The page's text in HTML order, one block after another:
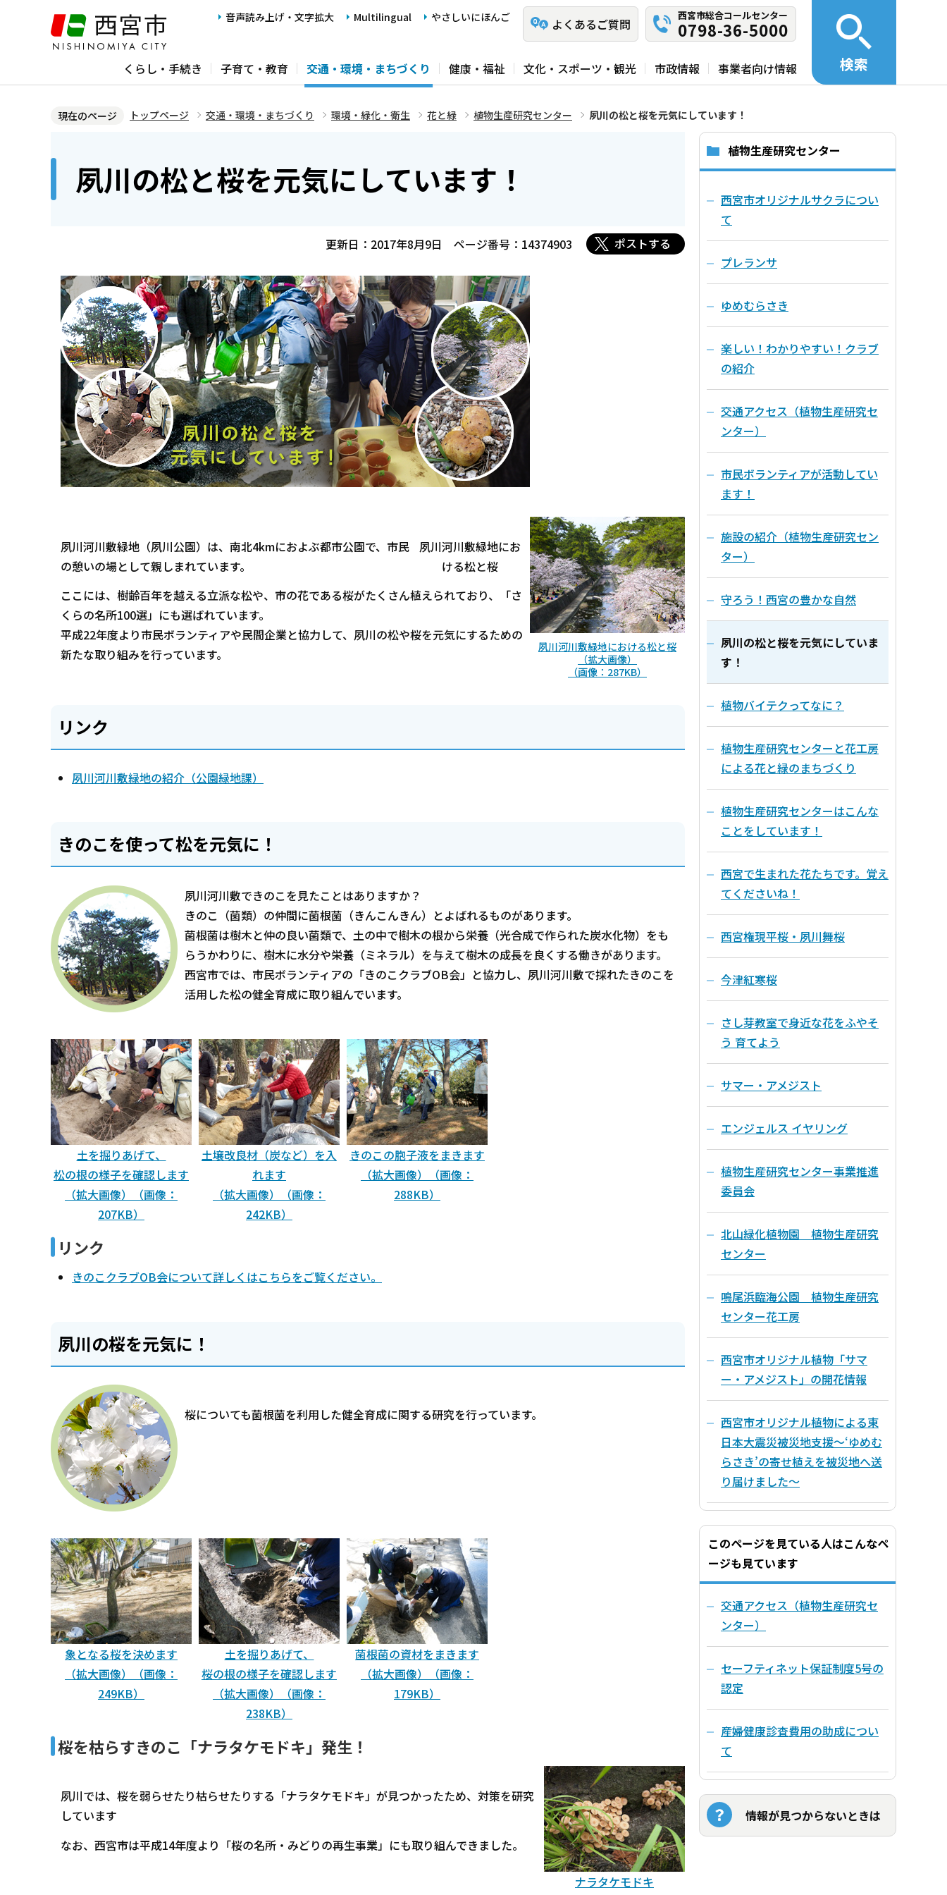
ジ
音声読み上げ・文字拡大 Multilingual やさしいにほんご よくあるご質問
西宮市総合コールセンター
0798-36-5000
くらし・手続き 子育て・教育 交通・環境・まちづくり 健康・福祉 文化・スポーツ・観光 市政情報 事業者向け情報 検索
現在のページ トップページ 交通・環境・まちづくり 環境・緑化・衛生 花と緑 植物生産研究センター 夙川の松と桜を元気にしています！
夙川の松と桜を元気にしています！
更新日：2017年8月9日 ページ番号：14374903 ポストする
夙川河川敷緑地における松と桜
（拡大画像）
（画像：287KB）
夙川河川敷緑地にお
ける松と桜
夙川河川敷緑地（夙川公園）は、南北4kmにおよぶ都市公園で、市民
の憩いの場として親しまれています。
ここには、樹齢百年を越える立派な松や、市の花である桜がたくさん植えられており、「さ
くらの名所100選」にも選ばれています。
平成22年度より市民ボランティアや民間企業と協力して、夙川の松や桜を元気にするための
新たな取り組みを行っています。
リンク
夙川河川敷緑地の紹介（公園緑地課）
きのこを使って松を元気に！
夙川河川敷できのこを見たことはありますか？
きのこ（菌類）の仲間に菌根菌（きんこんきん）とよばれるものがあります。
菌根菌は樹木と仲の良い菌類で、土の中で樹木の根から栄養（光合成で作られた炭水化物）をも
らうかわりに、樹木に水分や栄養（ミネラル）を与えて樹木の成長を良くする働きがあります。
西宮市では、市民ボランティアの「きのこクラブOB会」と協力し、夙川河川敷で採れたきのこを
活用した松の健全育成に取り組んでいます。
土を掘りあげて、
松の根の様子を確認します
（拡大画像）（画像：
207KB）
土壌改良材（炭など）を入
れます
（拡大画像）（画像：
242KB）
きのこの胞子液をまきます
（拡大画像）（画像：
288KB）
リンク
きのこクラブOB会について詳しくはこちらをご覧ください。
夙川の桜を元気に！
桜についても菌根菌を利用した健全育成に関する研究を行っています。
象となる桜を決めます
（拡大画像）（画像：
249KB）
土を掘りあげて、
桜の根の様子を確認します
（拡大画像）（画像：
238KB）
菌根菌の資材をまきます
（拡大画像）（画像：
179KB）
桜を枯らすきのこ「ナラタケモドキ」発生！
ナラタケモドキ
夙川では、桜を弱らせたり枯らせたりする「ナラタケモドキ」が見つかったため、対策を研究
しています
なお、西宮市は平成14年度より「桜の名所・みどりの再生事業」にも取り組んできました。
植物生産研究センター
西宮市オリジナルサクラについ
て
プレランサ
ゆめむらさき
楽しい！わかりやすい！クラブ
の紹介
交通アクセス（植物生産研究セ
ンター）
市民ボランティアが活動してい
ます！
施設の紹介（植物生産研究セン
ター）
守ろう！西宮の豊かな自然
夙川の松と桜を元気にしていま
す！
植物バイテクってなに？
植物生産研究センターと花工房
による花と緑のまちづくり
植物生産研究センターはこんな
ことをしています！
西宮で生まれた花たちです。覚え
てくださいね！
西宮権現平桜・夙川舞桜
今津紅寒桜
さし芽教室で身近な花をふやそ
う 育てよう
サマー・アメジスト
エンジェルス イヤリング
植物生産研究センター事業推進
委員会
北山緑化植物園 植物生産研究
センター
鳴尾浜臨海公園 植物生産研究
センター花工房
西宮市オリジナル植物「サマ
ー・アメジスト」の開花情報
西宮市オリジナル植物による東
日本大震災被災地支援～‘ゆめむ
らさき’の寄せ植えを被災地へ送
り届けました～
このページを見ている人はこんなペ
ージも見ています
交通アクセス（植物生産研究セ
ンター）
セーフティネット保証制度5号の
認定
産婦健康診査費用の助成につい
て
情報が見つからないときは